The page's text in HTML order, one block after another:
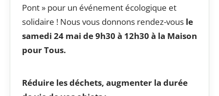
Pont » pour un événement écologique et
solidaire ! Nous vous donnons rendez-vous le
samedi 24 mai de 9h30 à 12h30 à la Maison
pour Tous.
Réduire les déchets, augmenter la durée